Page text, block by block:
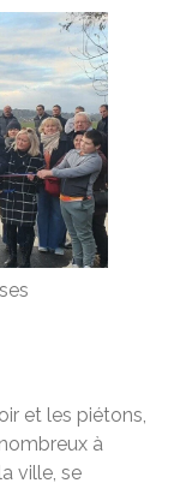
et les piétons,
à
ville, se